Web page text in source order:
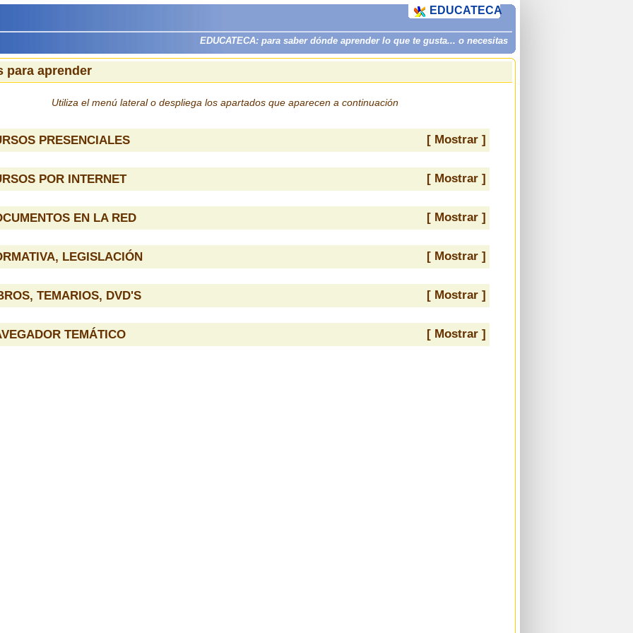
EDUCATECA: para saber dónde aprender lo que te gusta... o necesitas
EDUCATECA
para aprender
Utiliza el menú lateral o despliega los apartados que aparecen a continuación
PRESENCIALES [ Mostrar ]
POR INTERNET [ Mostrar ]
EN LA RED [ Mostrar ]
LEGISLACIÓN [ Mostrar ]
TEMARIOS, DVD'S [ Mostrar ]
TEMÁTICO [ Mostrar ]